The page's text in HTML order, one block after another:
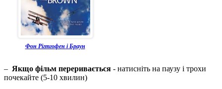
Фон Рігтгофен і Браун
– Якщо фільм переривається - натисніть на паузу і трохи
почекайте (5-10 хвилин)